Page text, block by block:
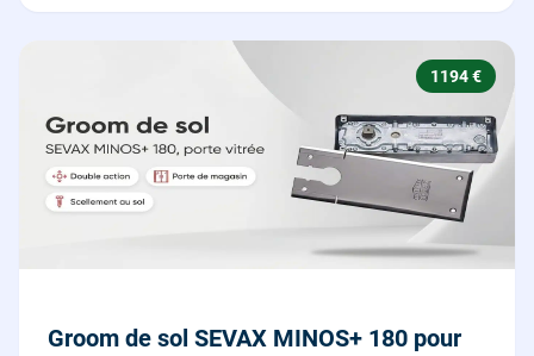
1194 €
Groom de sol SEVAX MINOS+ 180 pour